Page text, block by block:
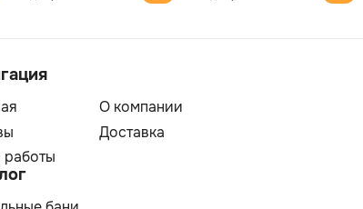
О компании
Доставка